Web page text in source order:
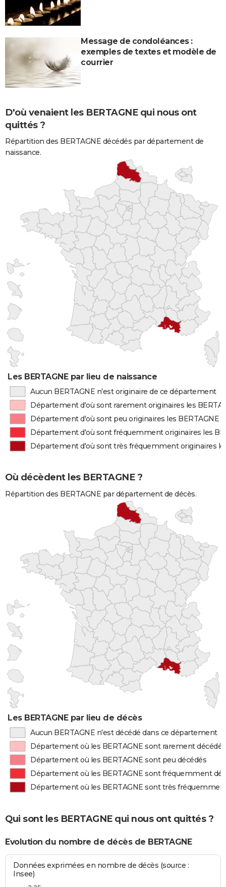
Message de condoléances :
exemples de textes et modèle de
courrier
D'où venaient les BERTAGNE qui nous ont
quittés ?
Répartition des BERTAGNE décédés par département de
naissance.
Les BERTAGNE par lieu de naissance
Aucun BERTAGNE n'est originaire de ce département
Département d'où sont rarement originaires les
Département d'où sont peu originaires les BERTAGNE
Département d'où sont fréquemment originaires les
Département d'où sont très fréquemment originaires
Où décèdent les BERTAGNE ?
Répartition des BERTAGNE par département de décès.
Les BERTAGNE par lieu de décès
Aucun BERTAGNE n'est décédé dans ce département
Département où les BERTAGNE sont rarement décédés
Département où les BERTAGNE sont peu décédés
Département où les BERTAGNE sont fréquemment
Département où les BERTAGNE sont très
Qui sont les BERTAGNE qui nous ont quittés ?
Evolution du nombre de décès de BERTAGNE
Données exprimées en nombre de décès (source :
Insee)